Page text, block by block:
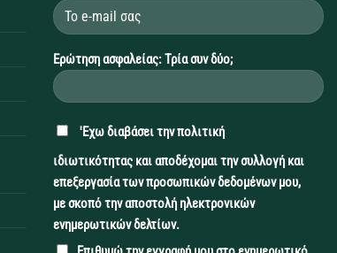
Ερώτηση ασφαλείας: Τρία συν δύο;
'Εχω διαβάσει τηνπολιτική
ιδιωτικότητας και αποδέχομαι την συλλογή και
επεξεργασία των προσωπικών δεδομένων μου,
με σκοπό την αποστολή ηλεκτρονικών
ενημερωτικών δελτίων.